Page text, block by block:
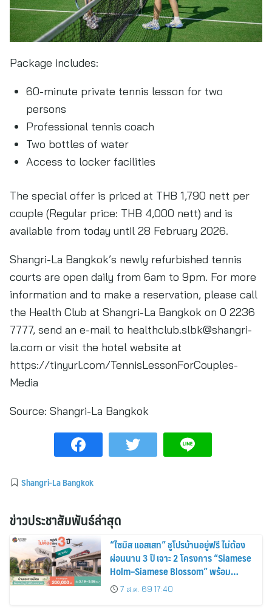
Package includes:
60-minute private tennis lesson for two
persons
Professional tennis coach
Two bottles of water
Access to locker facilities
The special offer is priced at THB 1,790 nett per
couple (Regular price: THB 4,000 nett) and is
available from today until 28 February 2026.
Shangri-La Bangkok’s newly refurbished tennis
courts are open daily from 6am to 9pm. For more
information and to make a reservation, please call
the Health Club at Shangri-La Bangkok on 0 2236
7777, send an e-mail to healthclub.slbk@shangri-
la.com or visit the hotel website at
https://tinyurl.com/TennisLessonForCouples-
Media
Source: Shangri-La Bangkok
Shangri-La Bangkok
ข่าวประชาสัมพันธ์ล่าสุด
“ไซมิส แอสเสท” ชูโปรบ้านอยู่ฟรี ไม่ต้อง
ผ่อนนาน 3 ปี เจาะ 2 โครงการ “Siamese
Holm–Siamese Blossom” พร้อม
ส่วนลดและสิทธิพิเศษถึง 31 สิงหาคม
2569
7 ส.ค. 69 17:40